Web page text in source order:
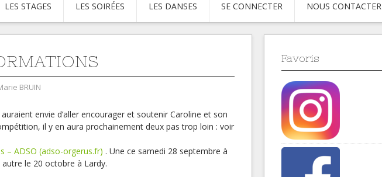
LES STAGES LES SOIRÉES LES DANSES SE CONNECTER NOUS CONTACTER
BRUIN
envie d’aller encourager et soutenir Caroline et son
il y en aura prochainement deux pas trop loin : voir
– ADSO (adso-orgerus.fr) . Une ce samedi 28 septembre à
le 20 octobre à Lardy.
Favoris